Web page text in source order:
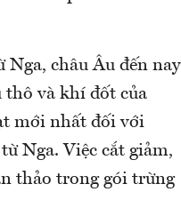
châu Âu đến nay
thô và khí đốt của
mới nhất đối với
Nga. Việc cắt giảm,
thảo trong gói trừng